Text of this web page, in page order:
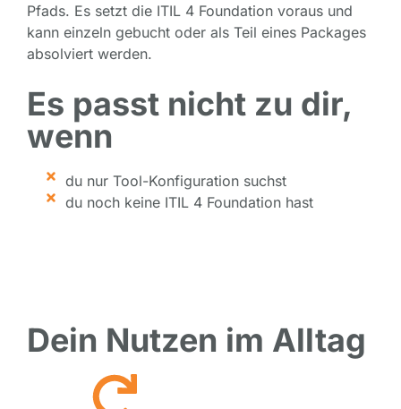
Pfads. Es setzt die ITIL 4 Foundation voraus und
kann einzeln gebucht oder als Teil eines Packages
absolviert werden.
Es passt nicht zu dir,
wenn
du nur Tool-Konfiguration suchst
du noch keine ITIL 4 Foundation hast
Dein Nutzen im Alltag